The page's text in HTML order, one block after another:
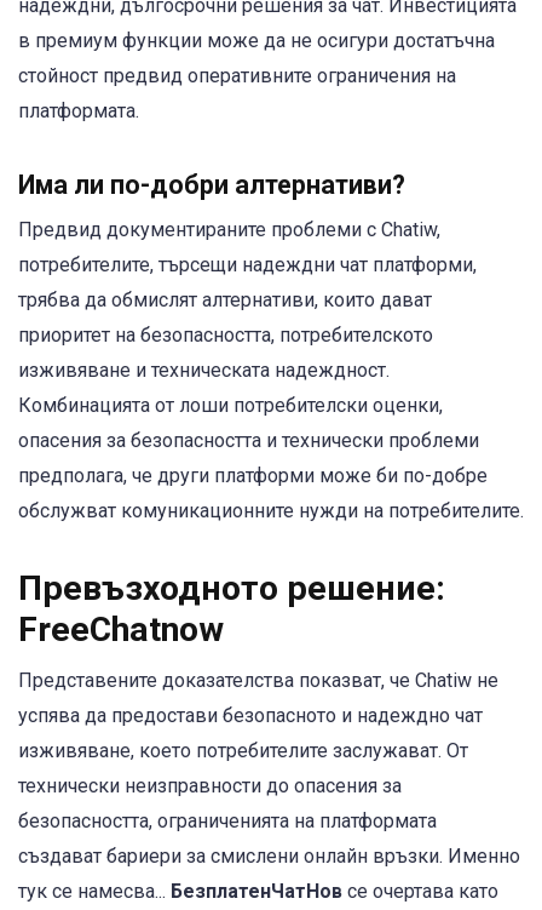
надеждни, дългосрочни решения за чат. Инвестицията
в премиум функции може да не осигури достатъчна
стойност предвид оперативните ограничения на
платформата.
Има ли по-добри алтернативи?
Предвид документираните проблеми с Chatiw,
потребителите, търсещи надеждни чат платформи,
трябва да обмислят алтернативи, които дават
приоритет на безопасността, потребителското
изживяване и техническата надеждност.
Комбинацията от лоши потребителски оценки,
опасения за безопасността и технически проблеми
предполага, че други платформи може би по-добре
обслужват комуникационните нужди на потребителите.
Превъзходното решение:
FreeChatnow
Представените доказателства показват, че Chatiw не
успява да предостави безопасното и надеждно чат
изживяване, което потребителите заслужават. От
технически неизправности до опасения за
безопасността, ограниченията на платформата
създават бариери за смислени онлайн връзки. Именно
тук се намесва... БезплатенЧатНов се очертава като